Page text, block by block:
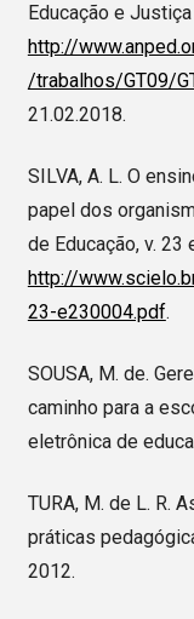
Educação e
http://
/trabalhos/GT09/
21.02.2018.
SILVA, A. L. O
papel dos
de Educação, v.
http://
23-e230004.pdf.
SOUSA, M. de.
caminho para a
eletrônica de
TURA, M. de L. R.
práticas
2012.